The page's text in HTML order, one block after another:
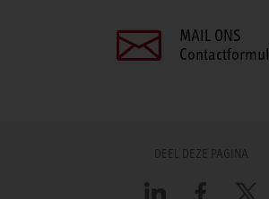
MAIL ONS
DEEL DEZE PAGINA
LinkedIn FacebookX